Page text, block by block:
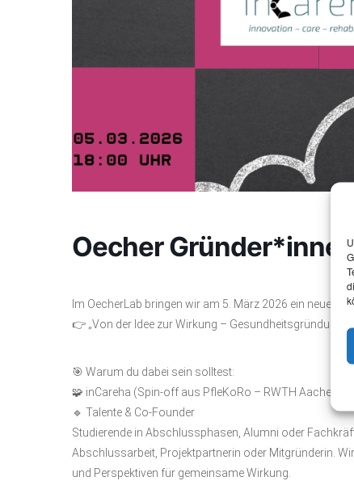
Oecher
Im OecherLab bringen wir am 5. März 2026 ein neues
👉 „Von der Idee zur Wirkung –
🎯 Warum du dabei sein solltest:
🧩 inCareha (Spin-off aus PfleKoRo – RWTH Aachen)
🔹 Talente & Co-Founder
Studierende in Abschlussphasen, Alumni oder
Abschlussarbeit, Projektpartnerin oder Mitgründerin.
und Perspektiven für gemeinsame Wirkung.